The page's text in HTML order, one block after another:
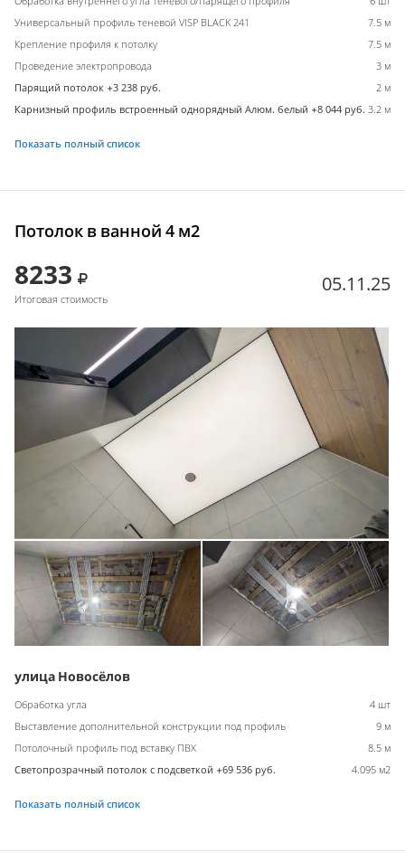
Универсальный профиль теневой VISP BLACK 241
7.5 м
Крепление профиля к потолку
7.5 м
Проведение электропровода
3 м
Парящий потолок +3 238 руб.
2 м
Карнизный профиль встроенный однорядный Алюм. белый +8 044 руб. 3.2 м
Показать полный список
Потолок в ванной 4 м2
8233
Итоговая стоимость
05.11.25
улица Новосёлов
Обработка угла
4 шт
Выставление дополнительной конструкции под профиль
9 м
Потолочный профиль под вставку ПВХ
8.5 м
Светопрозрачный потолок с подсветкой +69 536 руб.
4.095 м2
Показать полный список